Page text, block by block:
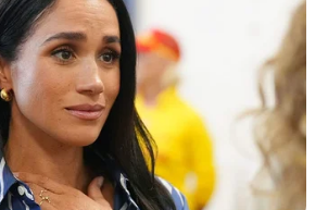
são bem simples e rápidas de
algumas das melhores
que você já comece a planejar
para Fazer e Vender